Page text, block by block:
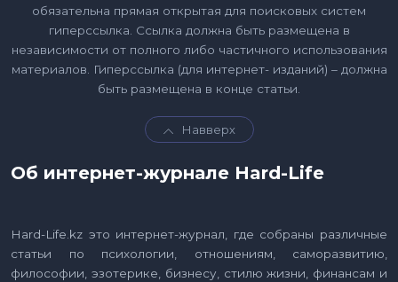
обязательна прямая открытая для поисковых систем
гиперссылка. Ссылка должна быть размещена в
независимости от полного либо частичного использования
материалов. Гиперссылка (для интернет- изданий) – должна
быть размещена в конце статьи.
Навверх
Об интернет-журнале Hard-Life
Hard-Life.kz это интернет-журнал, где собраны различные
статьи по психологии, отношениям, саморазвитию,
философии, эзотерике, бизнесу, стилю жизни, финансам и